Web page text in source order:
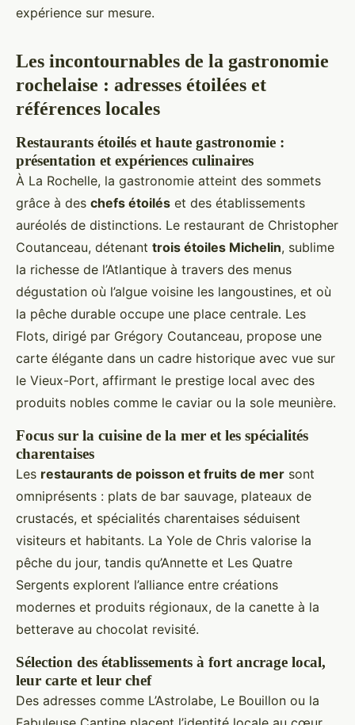
expérience sur mesure.
Les incontournables de la gastronomie
rochelaise : adresses étoilées et
références locales
Restaurants étoilés et haute gastronomie :
présentation et expériences culinaires
À La Rochelle, la gastronomie atteint des sommets
grâce à des chefs étoilés et des établissements
auréolés de distinctions. Le restaurant de Christopher
Coutanceau, détenant trois étoiles Michelin, sublime
la richesse de l’Atlantique à travers des menus
dégustation où l’algue voisine les langoustines, et où
la pêche durable occupe une place centrale. Les
Flots, dirigé par Grégory Coutanceau, propose une
carte élégante dans un cadre historique avec vue sur
le Vieux-Port, affirmant le prestige local avec des
produits nobles comme le caviar ou la sole meunière.
Focus sur la cuisine de la mer et les spécialités
charentaises
Les restaurants de poisson et fruits de mer sont
omniprésents : plats de bar sauvage, plateaux de
crustacés, et spécialités charentaises séduisent
visiteurs et habitants. La Yole de Chris valorise la
pêche du jour, tandis qu’Annette et Les Quatre
Sergents explorent l’alliance entre créations
modernes et produits régionaux, de la canette à la
betterave au chocolat revisité.
Sélection des établissements à fort ancrage local,
leur carte et leur chef
Des adresses comme L’Astrolabe, Le Bouillon ou la